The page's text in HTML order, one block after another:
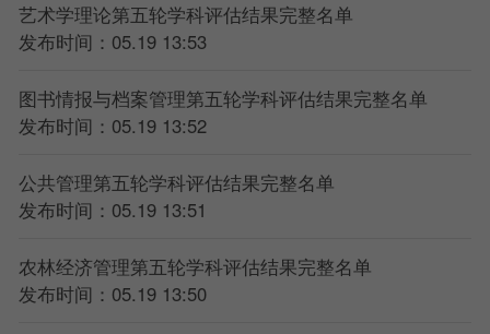
艺术学理论第五轮学科评估结果完整名单
发布时间：05.19 13:53
图书情报与档案管理第五轮学科评估结果完整名单
发布时间：05.19 13:52
公共管理第五轮学科评估结果完整名单
发布时间：05.19 13:51
农林经济管理第五轮学科评估结果完整名单
发布时间：05.19 13:50